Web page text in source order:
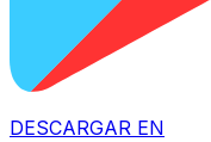
DESCARGAR EN